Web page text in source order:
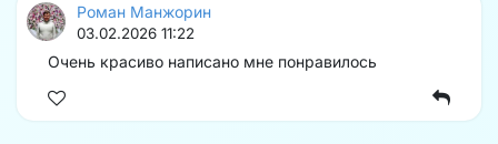
Роман Манжорин
03.02.2026 11:22
Очень красиво написано мне понравилось